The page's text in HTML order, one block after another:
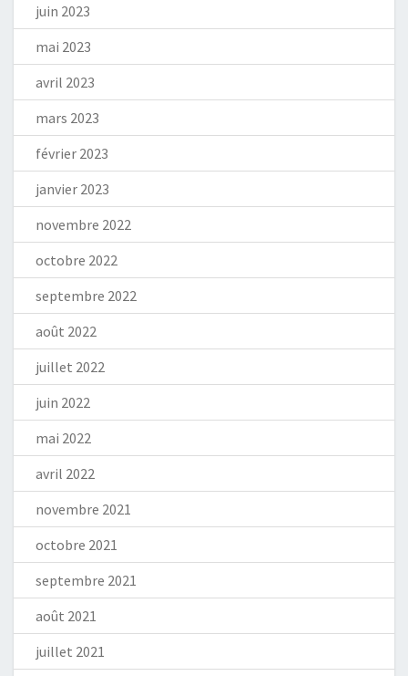
juin 2023
mai 2023
avril 2023
mars 2023
février 2023
janvier 2023
novembre 2022
octobre 2022
septembre 2022
août 2022
juillet 2022
juin 2022
mai 2022
avril 2022
novembre 2021
octobre 2021
septembre 2021
août 2021
juillet 2021